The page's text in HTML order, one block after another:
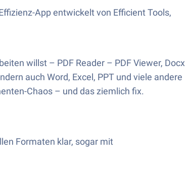
App entwickelt von Efficient Tools,
willst – PDF Reader – PDF Viewer, Docx
auch Word, Excel, PPT und viele andere
Chaos – und das ziemlich fix.
Formaten klar, sogar mit